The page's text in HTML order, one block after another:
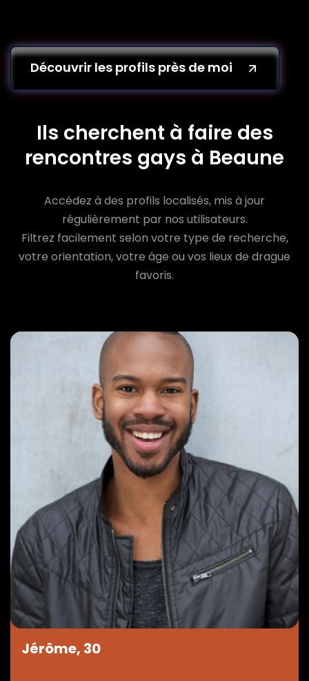
Découvrir les profils près de moi
Ils cherchent à faire des
rencontres gays à Beaune
Accédez à des profils localisés, mis à jour
régulièrement par nos utilisateurs.
Filtrez facilement selon votre type de recherche,
votre orientation, votre âge ou vos lieux de drague
favoris.
Jérôme, 30